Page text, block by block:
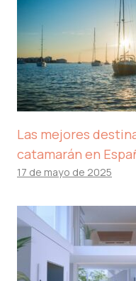
Las mejores
catamarán en
17 de mayo de 2025